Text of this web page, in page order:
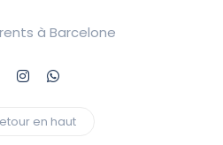
à Barcelone
en haut